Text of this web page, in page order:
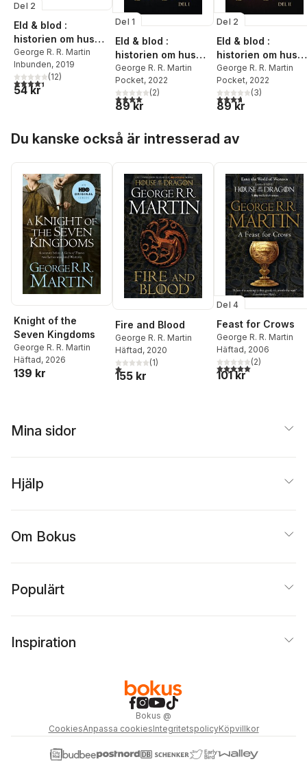
Del 2
Eld & blod :
historien om huset
Targaryen. Del II
George R. R. Martin
Inbunden, 2019
4,4utav 5 stjärnor. Totalt antal röster:
(12)
54 kr
Del 1
Eld & blod :
historien om huset
Targaryen. Del I
George R. R. Martin
Pocket, 2022
4,0utav 5 stjärnor. Totalt antal röster:
(2)
89 kr
Del 2
Eld & blod :
historien om huset
Targaryen. Del II
George R. R. Martin
Pocket, 2022
3,7utav 5 stjärnor.
(3)
89 kr
Du kanske också är intresserad av
Knight of the
Seven Kingdoms
George R. R. Martin
Häftad, 2026
139 kr
Fire and Blood
George R. R. Martin
Häftad, 2020
1,0utav 5 stjärnor. Totalt antal röster:
(1)
155 kr
Del 4
Feast for Crows
George R. R. Martin
Häftad, 2006
5,0utav 5 stjärnor.
(2)
101 kr
Mina sidor
Hjälp
Om Bokus
Populärt
Inspiration
Bokus @
CookiesAnpassa cookiesIntegritetspolicyKöpvillkor